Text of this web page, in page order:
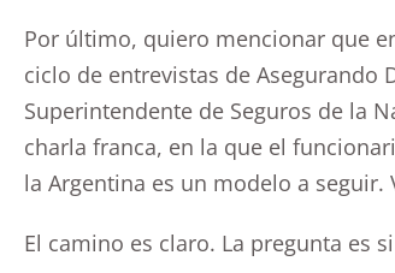
Por último, quiero mencionar que
ciclo de entrevistas de
Superintendente de Seguros de la
charla franca, en la que el
la Argentina es un modelo a seguir.
El camino es claro. La pregunta es